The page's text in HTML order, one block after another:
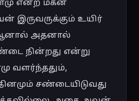
என்ற மகன்
இருவருக்கும் உயிர்
அதனால்
நின்றது என்று
வளர்ந்ததும்,
சண்டையிடுவது